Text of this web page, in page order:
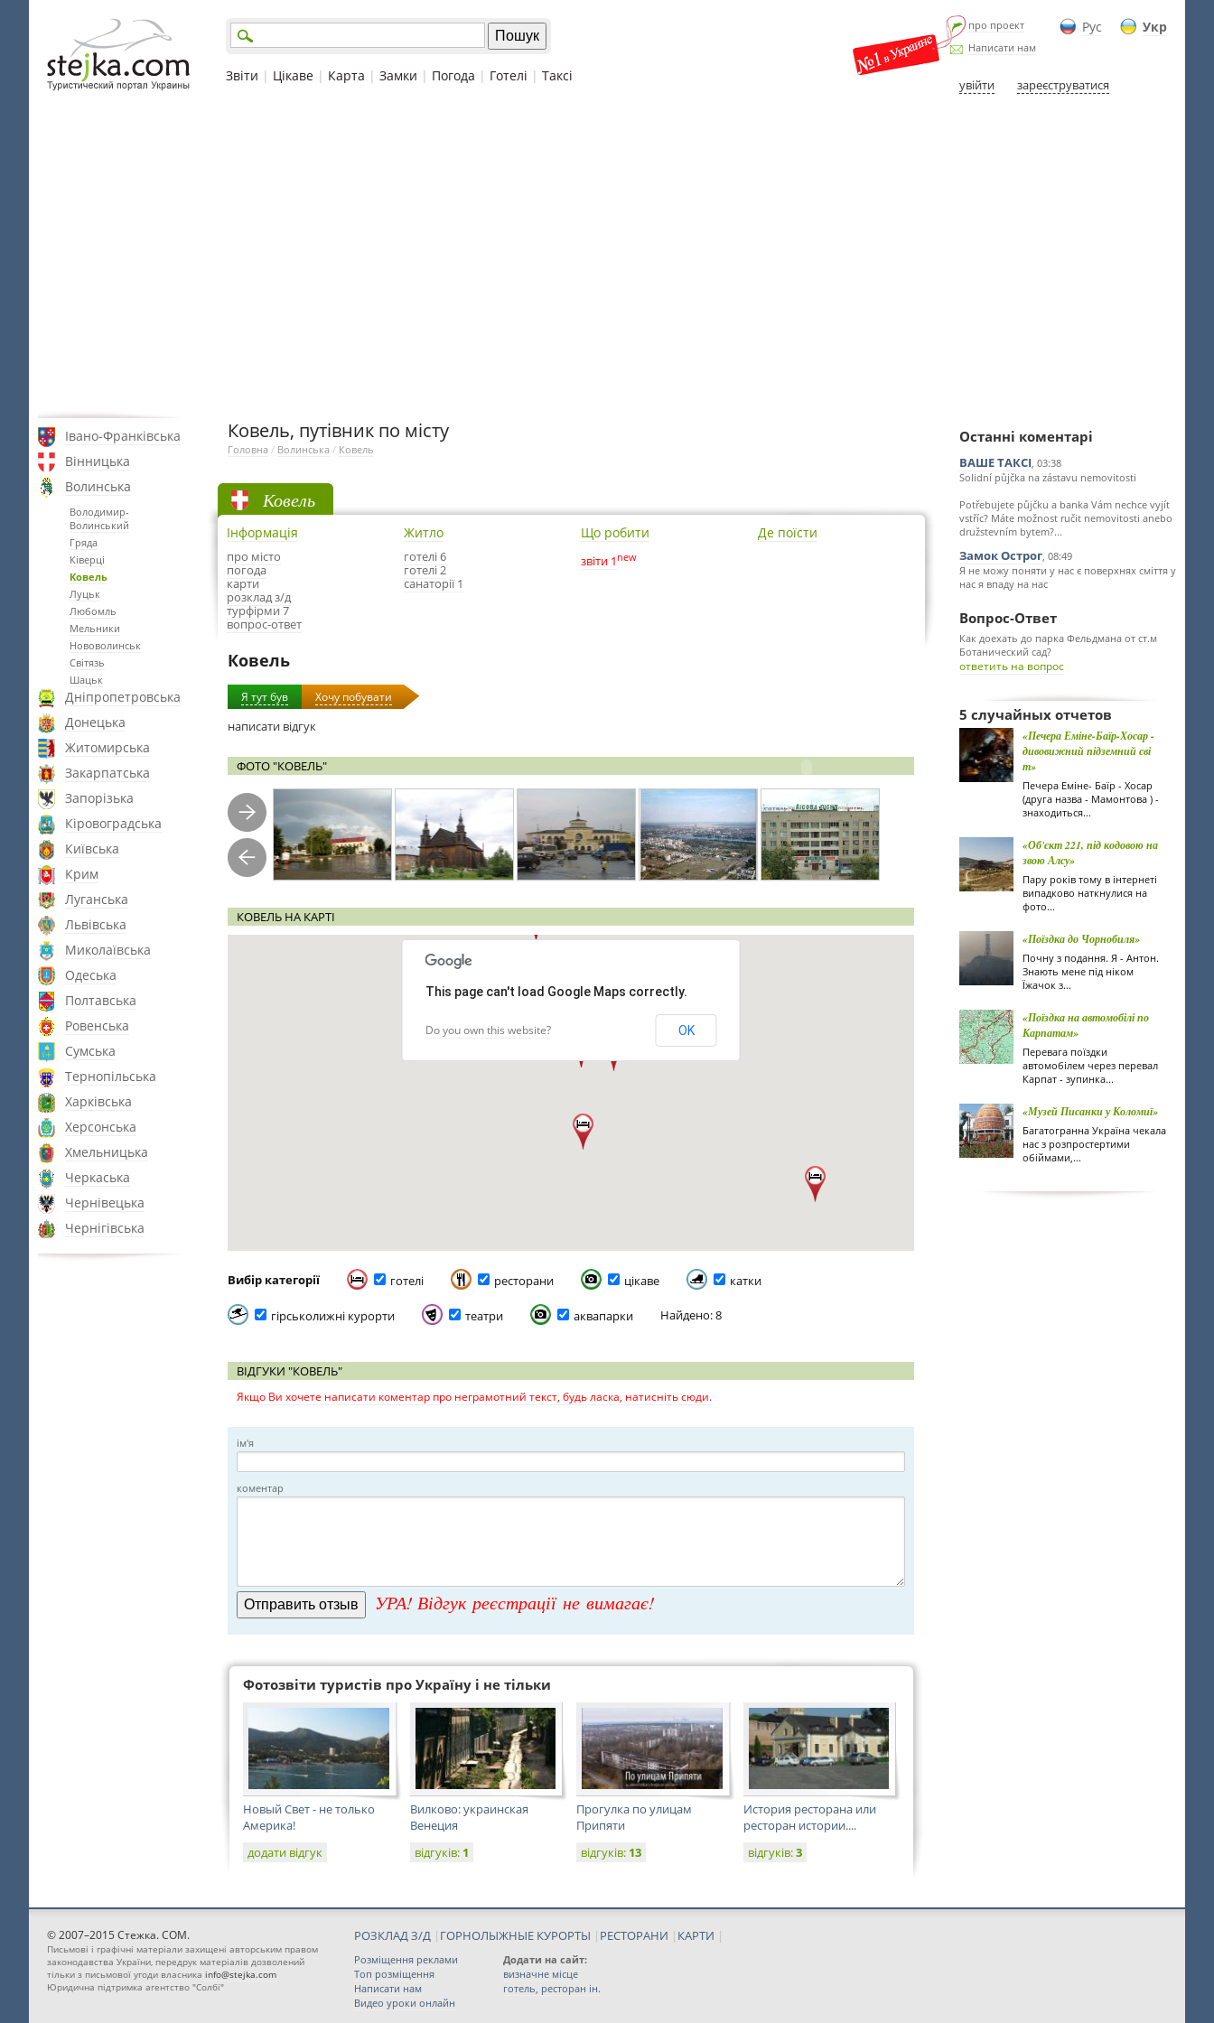
Рус Укр
про проект
Написати нам
увійти зареєструватися
Звіти | Цікаве | Карта | Замки | Погода | Готелі | Таксі
Івано-Франківська
Вінницька
Волинська
Володимир-
Волинський
Гряда
Ківерці
Ковель
Луцьк
Любомль
Мельники
Нововолинськ
Світязь
Шацьк
Дніпропетровська
Донецька
Житомирська
Закарпатська
Запорізька
Кіровоградська
Київська
Крим
Луганська
Львівська
Миколаївська
Одеська
Полтавська
Ровенська
Сумська
Тернопільська
Харківська
Херсонська
Хмельницька
Черкаська
Чернівецька
Чернігівська
Ковель, путівник по місту
Головна / Волинська / Ковель
Ковель
Інформація
про місто
погода
карти
розклад з/д
турфірми 7
вопрос-ответ
Житло
готелі 6
готелі 2
санаторії 1
Що робити
звіти 1 new
Де поїсти
Ковель
Я тут був Хочу побувати
написати відгук
ФОТО "КОВЕЛЬ"
КОВЕЛЬ НА КАРТІ
This page can't load Google Maps correctly.
Do you own this website? OK
Вибір категорії готелі ресторани цікаве катки
гірськолижні курорти театри аквапарки Найдено: 8
ВІДГУКИ "КОВЕЛЬ"
Якщо Ви хочете написати коментар про неграмотний текст, будь ласка, натисніть сюди.
ім'я
коментар
УРА! Відгук реєстрації не вимагає!
Фотозвіти туристів про Україну і не тільки
Новый Свет - не только
Америка!
додати відгук
Вилково: украинская
Венеция
відгуків: 1
Прогулка по улицам
Припяти
відгуків: 13
История ресторана или
ресторан истории....
відгуків:3
Останні коментарі
ВАШЕ ТАКСІ, 03:38
Solidní půjčka na zástavu nemovitosti
Potřebujete půjčku a banka Vám nechce vyjít
vstříc? Máte možnost ručit nemovitosti anebo
družstevním bytem?...
Замок Острог, 08:49
Я не можу поняти у нас є поверхнях сміття у
нас я впаду на нас
Вопрос-Ответ
Как доехать до парка Фельдмана от ст.м
Ботанический сад?
ответить на вопрос
5 случайных отчетов
«Печера Еміне-Баїр-Хосар -
дивовижний підземний сві
т»
Печера Еміне- Баїр - Хосар
(друга назва - Мамонтова ) -
знаходиться...
«Об'єкт 221, під кодовою на
звою Алсу»
Пару років тому в інтернеті
випадково наткнулися на
фото...
«Поїздка до Чорнобиля»
Почну з подання. Я - Антон.
Знають мене під ніком
Їжачок з...
«Поїздка на автомобілі по
Карпатам»
Перевага поїздки
автомобілем через перевал
Карпат - зупинка...
«Музей Писанки у Коломиї»
Багатогранна Україна чекала
нас з розпростертими
обіймами,...
© 2007–2015 Стежка. COM.
Письмові і графічні матеріали захищені авторським правом
законодавства України, передрук матеріалів дозволений
тільки з письмової угоди власника info@stejka.com
Юридична підтримка агентство "Солбі"
РОЗКЛАД З/Д | ГОРНОЛЫЖНЫЕ КУРОРТЫ | РЕСТОРАНИ | КАРТИ |
Розміщення реклами
Топ розміщення
Написати нам
Видео уроки онлайн
Додати на сайт:
визначне місце
готель, ресторан ін.